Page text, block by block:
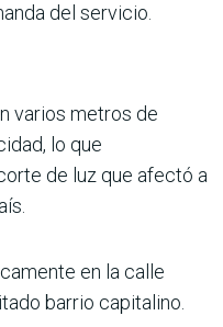
del servicio.
varios metros de
lo que
de luz que afectó a
en la calle
barrio capitalino.